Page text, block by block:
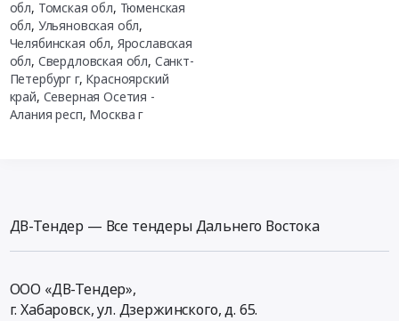
обл, Томская обл, Тюменская
обл, Ульяновская обл,
Челябинская обл, Ярославская
обл, Свердловская обл, Санкт-
Петербург г, Красноярский
край, Северная Осетия -
Алания респ, Москва г
ДВ-Тендер — Все тендеры Дальнего Востока
ООО «ДВ-Тендер»,
г. Хабаровск,ул. Дзержинского, д. 65.